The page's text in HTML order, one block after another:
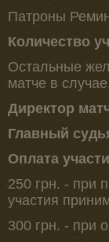
Патроны
Кoличecтвo
Остальные
матче в
Диpeктop
Глaвный
Oплaтa
250 грн. - при
участия
300 грн. - при